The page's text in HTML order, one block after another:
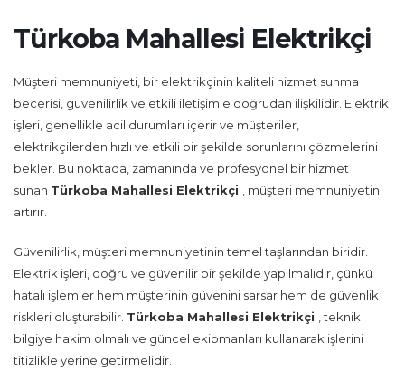
Türkoba Mahallesi Elektrikçi
Müşteri memnuniyeti, bir elektrikçinin kaliteli hizmet sunma
becerisi, güvenilirlik ve etkili iletişimle doğrudan ilişkilidir. Elektrik
işleri, genellikle acil durumları içerir ve müşteriler,
elektrikçilerden hızlı ve etkili bir şekilde sorunlarını çözmelerini
bekler. Bu noktada, zamanında ve profesyonel bir hizmet
sunan Türkoba Mahallesi Elektrikçi
, müşteri memnuniyetini
artırır.
Güvenilirlik, müşteri memnuniyetinin temel taşlarından biridir.
Elektrik işleri, doğru ve güvenilir bir şekilde yapılmalıdır, çünkü
hatalı işlemler hem müşterinin güvenini sarsar hem de güvenlik
riskleri oluşturabilir. Türkoba Mahallesi Elektrikçi
, teknik
bilgiye hakim olmalı ve güncel ekipmanları kullanarak işlerini
titizlikle yerine getirmelidir.